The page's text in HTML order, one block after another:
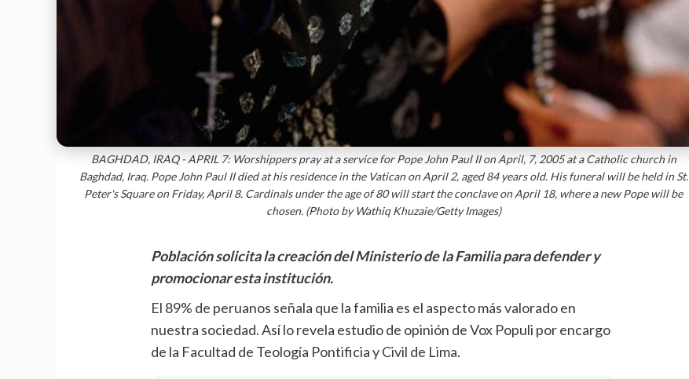
BAGHDAD, IRAQ - APRIL 7: Worshippers pray at a service for Pope John Paul II on April, 7, 2005 at a Catholic church in
Baghdad, Iraq. Pope John Paul II died at his residence in the Vatican on April 2, aged 84 years old. His funeral will be held in St.
Peter's Square on Friday, April 8. Cardinals under the age of 80 will start the conclave on April 18, where a new Pope will be
chosen. (Photo by Wathiq Khuzaie/Getty Images)
Población solicita la creación del Ministerio de la Familia para defender y
promocionar esta institución.
El 89% de peruanos señala que la familia es el aspecto más valorado en
nuestra sociedad. Así lo revela estudio de opinión de Vox Populi por encargo
de la Facultad de Teología Pontificia y Civil de Lima.